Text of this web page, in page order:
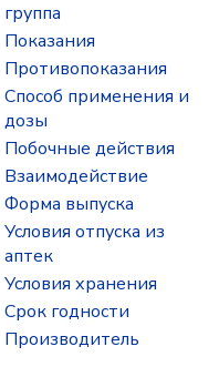
группа
Показания
Противопоказания
Способ применения и
дозы
Побочные действия
Взаимодействие
Форма выпуска
Условия отпуска из
аптек
Условия хранения
Срок годности
Производитель